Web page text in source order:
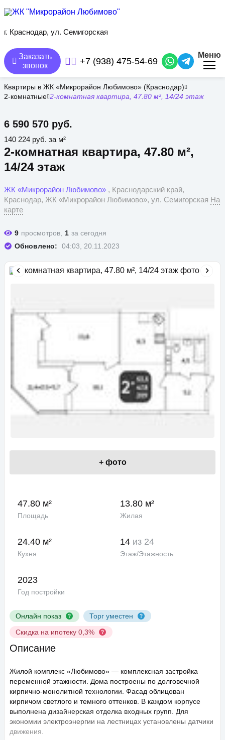
содержанию
г. Краснодар, ул. Семигорская
Заказать
звонок
+7 (938) 475-54-69
Меню
Квартиры в ЖК «Микрорайон Любимово» (Краснодар)
2-комнатные 2-комнатная квартира, 47.80 м², 14/24 этаж
2-комнатная квартира, 47.80 м²,
14/24 этаж
6 590 570 руб.
ЖК «Микрорайон Любимово» , Краснодарский край,
Краснодар, ЖК «Микрорайон Любимово», ул. Семигорская На
карте
140 224 руб. за м²
9 просмотров, 1 за сегодня
Обновлено:
04:03, 20.11.2023
Онлайн показ
Торг уместен
Скидка на ипотеку 0,3%
+ фото
47.80 м²
Площадь
13.80 м²
Жилая
24.40 м²
Кухня
14 из 24
Этаж/Этажность
2023
Год постройки
Описание
Жилой комплекс «Любимово» — комплексная застройка
переменной этажности. Дома построены по долговечной
кирпично-монолитной технологии. Фасад облицован
кирпичом светлого и темного оттенков. В каждом корпусе
выполнена дизайнерская отделка входных групп. Для
экономии электроэнергии на лестницах установлены датчики
движения.